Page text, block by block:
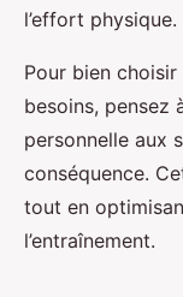
l’effort physique.
Pour bien
besoins, pensez
personnelle aux
conséquence.
tout en
l’entraînement.